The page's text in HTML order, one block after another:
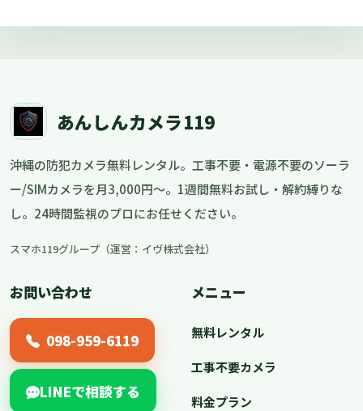
あんしんカメラ119
沖縄の防犯カメラ無料レンタル。工事不要・電源不要のソーラ
ー/SIMカメラを月3,000円〜。1週間無料お試し・解約縛りな
し。24時間監視のプロにお任せください。
スマホ119グループ（運営：イヴ株式会社）
お問い合わせ
098-959-6119
LINEで相談する
メニュー
無料レンタル
工事不要カメラ
料金プラン